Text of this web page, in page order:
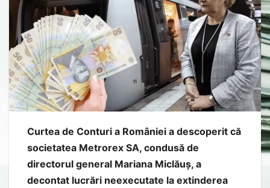
Curtea de Conturi a României a descoperit că
societatea Metrorex SA, condusă de
directorul general Mariana Miclăuș, a
decontat lucrări neexecutate la extinderea